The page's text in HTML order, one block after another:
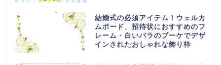
結婚式の必須アイテム！ウェルカ
ムボード、招待状におすすめのフ
レーム・白いバラのブーケでデザ
インされたおしゃれな飾り枠